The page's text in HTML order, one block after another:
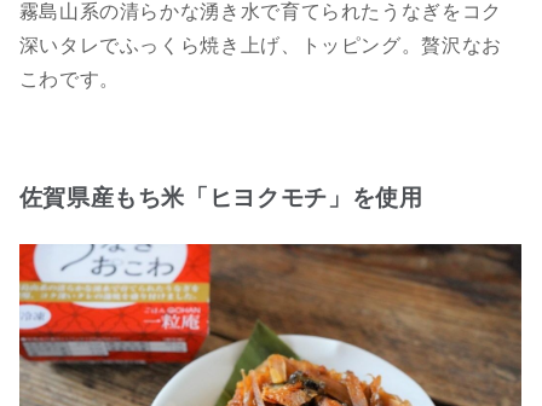
霧島山系の清らかな湧き水で育てられたうなぎをコク
深いタレでふっくら焼き上げ、トッピング。贅沢なお
こわです。
佐賀県産もち米「ヒヨクモチ」を使用